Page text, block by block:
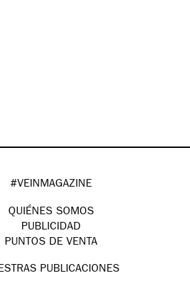
#VEINMAGAZINE
QUIÉNES SOMOS
PUBLICIDAD
PUNTOS DE VENTA
PUBLICACIONES